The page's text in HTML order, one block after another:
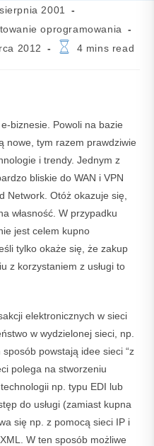
2001
oprogramowania
2012
Reading4 mins read
biznesie. Powoli na bazie
nowe, tym razem prawdziwie
i trendy. Jednym z
bliskie do WAN i VPN
Network. Otóż okazuje się,
własność. W przypadku
jest celem kupno
tylko okaże się, że zakup
z korzystaniem z usługi to
elektronicznych w sieci
w wydzielonej sieci, np.
powstają idee sieci “z
polega na stworzeniu
np. typu EDI lub
do usługi (zamiast kupna
się np. z pomocą sieci IP i
W ten sposób możliwe